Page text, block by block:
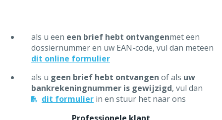
Het proportioneel prosumertarief wordt toegepast
als u een een brief hebt ontvangenmet een
dossiernummer en uw EAN-code, vul dan meteen
dit online formulier
als u geen brief hebt ontvangen of als uw
bankrekeningnummer is gewijzigd, vul dan
dit formulier in en stuur het naar ons